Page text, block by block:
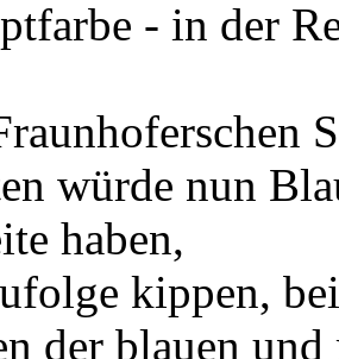
- in der
würde nun
haben,
kippen,
der blauen